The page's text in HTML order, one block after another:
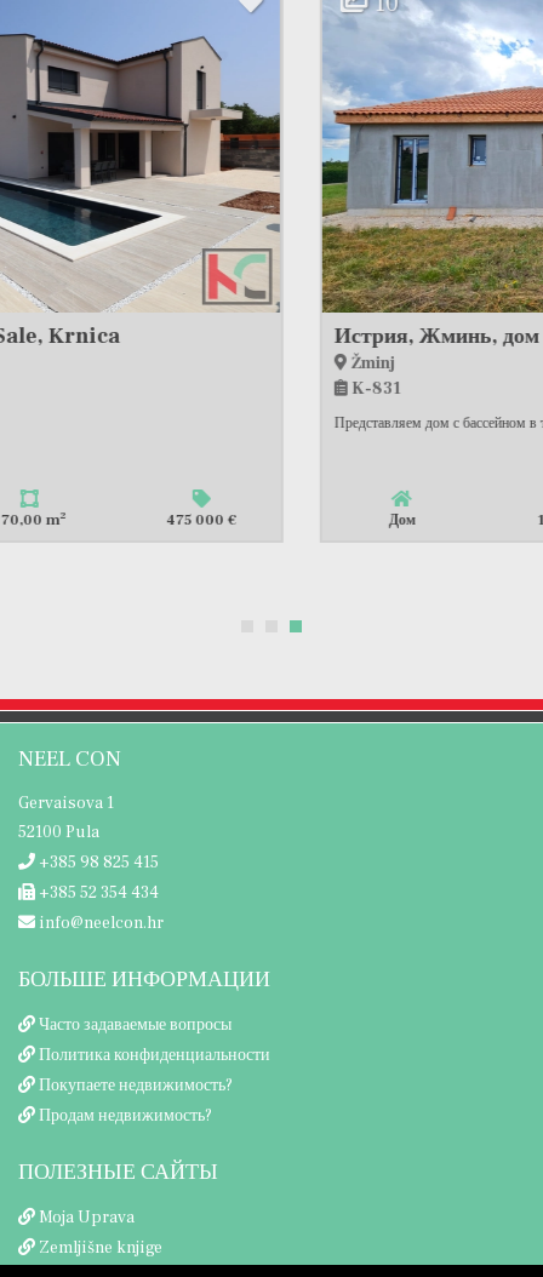
Истрия, Жминь, дом с бассейном, цокольный этаж, #продажа
Представляем дом с бассейном в тихом месте Жминя. Он расположен на...
135,00 m 399 000 €
NEEL CON
Gervaisova 1
52100 Pula
+385 98 825 415
+385 52 354 434
info@neelcon.hr
БОЛЬШЕ ИНФОРМАЦИИ
Часто задаваемые вопросы
Политика конфиденциальности
Покупаете недвижимость?
Продам недвижимость?
ПОЛЕЗНЫЕ САЙТЫ
Moja Uprava
Zemljišne knjige